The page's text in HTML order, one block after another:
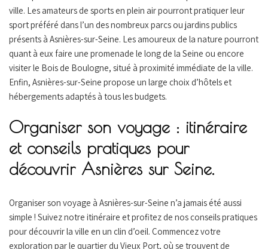
ville. Les amateurs de sports en plein air pourront pratiquer leur
sport préféré dans l’un des nombreux parcs ou jardins publics
présents à Asnières-sur-Seine. Les amoureux de la nature pourront
quant à eux faire une promenade le long de la Seine ou encore
visiter le Bois de Boulogne, situé à proximité immédiate de la ville.
Enfin, Asnières-sur-Seine propose un large choix d’hôtels et
hébergements adaptés à tous les budgets.
Organiser son voyage : itinéraire
et conseils pratiques pour
découvrir Asnières sur Seine.
Organiser son voyage à Asnières-sur-Seine n’a jamais été aussi
simple ! Suivez notre itinéraire et profitez de nos conseils pratiques
pour découvrir la ville en un clin d’oeil. Commencez votre
exploration par le quartier du Vieux Port, où se trouvent de